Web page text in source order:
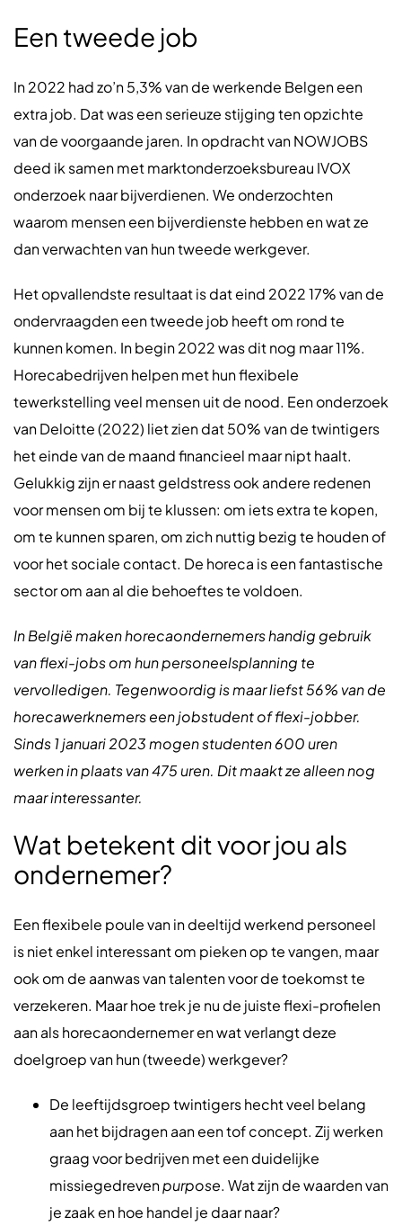
Een tweede job
In 2022 had zo’n 5,3% van de werkende Belgen een
extra job. Dat was een serieuze stijging ten opzichte
van de voorgaande jaren. In opdracht van NOWJOBS
deed ik samen met marktonderzoeksbureau IVOX
onderzoek naar bijverdienen. We onderzochten
waarom mensen een bijverdienste hebben en wat ze
dan verwachten van hun tweede werkgever.
Het opvallendste resultaat is dat eind 2022 17% van de
ondervraagden een tweede job heeft om rond te
kunnen komen. In begin 2022 was dit nog maar 11%.
Horecabedrijven helpen met hun flexibele
tewerkstelling veel mensen uit de nood. Een onderzoek
van Deloitte (2022) liet zien dat 50% van de twintigers
het einde van de maand financieel maar nipt haalt.
Gelukkig zijn er naast geldstress ook andere redenen
voor mensen om bij te klussen: om iets extra te kopen,
om te kunnen sparen, om zich nuttig bezig te houden of
voor het sociale contact. De horeca is een fantastische
sector om aan al die behoeftes te voldoen.
In België maken horecaondernemers handig gebruik
van flexi-jobs om hun personeelsplanning te
vervolledigen. Tegenwoordig is maar liefst 56% van de
horecawerknemers een jobstudent of flexi-jobber.
Sinds 1 januari 2023 mogen studenten 600 uren
werken in plaats van 475 uren. Dit maakt ze alleen nog
maar interessanter.
Wat betekent dit voor jou als
ondernemer?
Een flexibele poule van in deeltijd werkend personeel
is niet enkel interessant om pieken op te vangen, maar
ook om de aanwas van talenten voor de toekomst te
verzekeren. Maar hoe trek je nu de juiste flexi-profielen
aan als horecaondernemer en wat verlangt deze
doelgroep van hun (tweede) werkgever?
De leeftijdsgroep twintigers hecht veel belang
aan het bijdragen aan een tof concept. Zij werken
graag voor bedrijven met een duidelijke
missiegedrevenpurpose. Wat zijn de waarden van
je zaak en hoe handel je daar naar?